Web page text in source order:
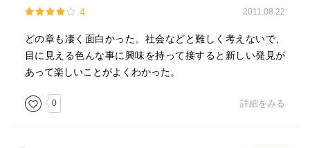
4 2011.08.22
どの章も凄く面白かった。社会などと難しく考えないで、
目に見える色んな事に興味を持って接すると新しい発見が
あって楽しいことがよくわかった。
0 詳細をみる